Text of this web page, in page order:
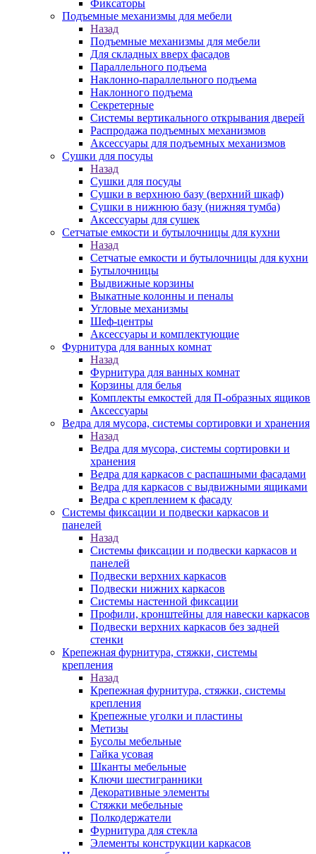
Фиксаторы
Подъемные механизмы для мебели
Назад
Подъемные механизмы для мебели
Для складных вверх фасадов
Параллельного подъема
Наклонно-параллельного подъема
Наклонного подъема
Секретерные
Системы вертикального открывания дверей
Распродажа подъемных механизмов
Аксессуары для подъемных механизмов
Сушки для посуды
Назад
Сушки для посуды
Сушки в верхнюю базу (верхний шкаф)
Сушки в нижнюю базу (нижняя тумба)
Аксессуары для сушек
Сетчатые емкости и бутылочницы для кухни
Назад
Сетчатые емкости и бутылочницы для кухни
Бутылочницы
Выдвижные корзины
Выкатные колонны и пеналы
Угловые механизмы
Шеф-центры
Аксессуары и комплектующие
Фурнитура для ванных комнат
Назад
Фурнитура для ванных комнат
Корзины для белья
Комплекты емкостей для П-образных ящиков
Аксессуары
Ведра для мусора, системы сортировки и хранения
Назад
Ведра для мусора, системы сортировки и
хранения
Ведра для каркасов с распашными фасадами
Ведра для каркасов с выдвижными ящиками
Ведра с креплением к фасаду
Системы фиксации и подвески каркасов и
панелей
Назад
Системы фиксации и подвески каркасов и
панелей
Подвески верхних каркасов
Подвески нижних каркасов
Системы настенной фиксации
Профили, кронштейны для навески каркасов
Подвески верхних каркасов без задней
стенки
Крепежная фурнитура, стяжки, системы
крепления
Назад
Крепежная фурнитура, стяжки, системы
крепления
Крепежные уголки и пластины
Метизы
Бусолы мебельные
Гайка усовая
Шканты мебельные
Ключи шестигранники
Декоративные элементы
Стяжки мебельные
Полкодержатели
Фурнитура для стекла
Элементы конструкции каркасов